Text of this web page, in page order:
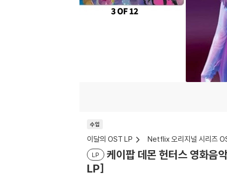
수입
이달의 OST LP Netflix 오리지널 시리즈
LP
케이팝 데몬 헌터스 영화
LP]